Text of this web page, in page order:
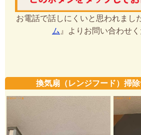
お電話で話しにくいと思われまし
ム 』よりお問い合わせく
換気扇（レンジフード）掃